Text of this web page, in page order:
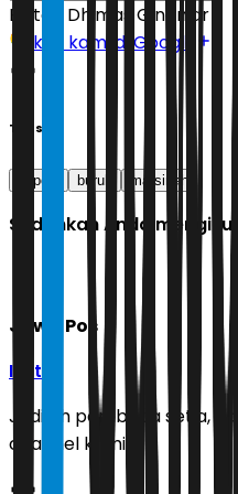
Editor: Dhimas Ginanjar
Ikuti kami di Google
Tags
kapolri buruh marsinah
Sudahkah Anda
Jawa Pos
Ikuti
Jadilah pembaca setia,
channel kami!